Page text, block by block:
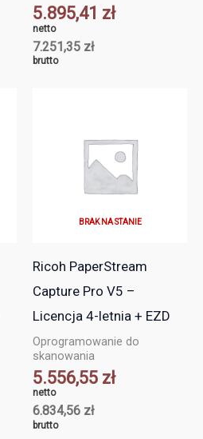
5.895,41 zł
netto
7.251,35 zł
brutto
BRAK NA STANIE
Ricoh PaperStream
Capture Pro V5 –
Licencja 4-letnia + EZD
Oprogramowanie do
skanowania
5.556,55 zł
netto
6.834,56 zł
brutto